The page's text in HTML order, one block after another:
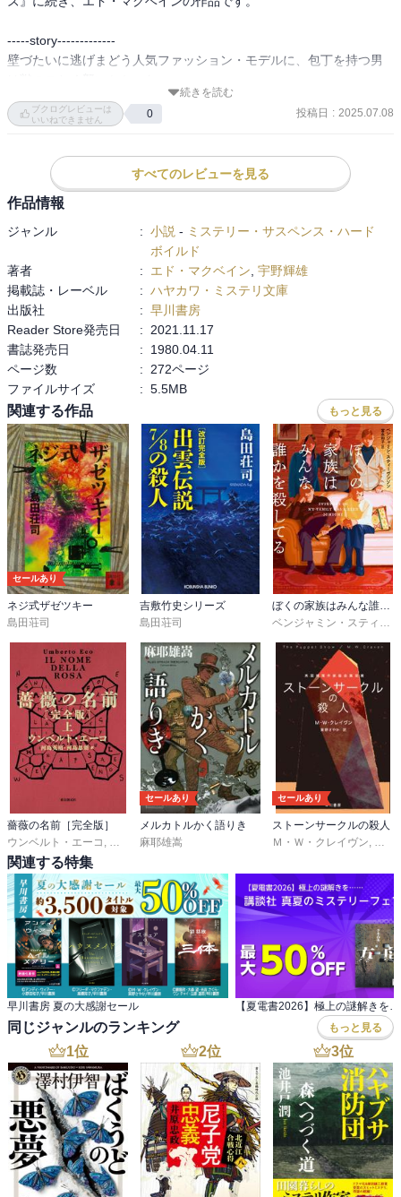
-----story-------------
壁づたいに逃げまどう人気ファッション・モデルに、包丁を持つ男
腹がたてにひき裂かれ、鮮血が床に飛び散った。隣室では、娘のア
ンナが恐怖におびえ、必死に人形を抱きしめている……犯人を追い
が……！
-----------------------
す……小口と天・地が黄色に染めてある、懐かしく、心ときめく装
丁のハヤカワポケミス（ハヤカワ・ミステリ、HAYAKAWA POCKET
MYSTERY BOOK）版で読みました。
寝室の壁づたいに逃げまどう美人ファッション・モデルのティン
カ・ザクスに、包丁を手にした男が獣のように襲いかかった……腹
部がたてに切り裂かれ、ざんばらの髪が血の海にただよう、、、
隣室では、彼女の娘アンナが恐怖に脅え、必死に人形を抱きしめて
いる……残酷きわまる事件だったが、犯人を目撃したというエレベ
ーター係の男アーネスト・メスナーが失踪し、さらにスティーヴ・
キャレラ刑事とおぼしき焼死体が発見されるにおよんで、刑事部屋
は色めきたった！　華麗な世界の裏側に鋭く迫る力作！
87分署シリーズは、複数の事件やエピソードが同時並行で進む物語
が多いのですが……本作での事件は人気ファッション・モデルのテ
ィンカ・ザクス殺害事件1本のみで、キャレラ刑事は単独での捜査中
に犯人一味に捉えられて監禁され、別な人物の焼死体からキャレラ
刑事が死んだ！？　と思わせる展開が印象的でしたね、、、
未読ですが第14作『クレアが死んでいる』で最愛の恋人クレアを喪
ったバート・クリング刑事が、そのショックから立ち直れずダメダ
メになっちゃっていて、それがキャレラ刑事の単独捜査、監禁に繋
がるんですよねー　一時は左遷されそうになりますが、そこから立
ち直ってキャレラ刑事の救出に貢献する展開も良かったですね……
本作品も愉しめました。
87分署シリーズ……次々と読みたくなる魅力でいっぱいですね。
続きを読む
ブクログレビューは
いいねできません
0 投稿日 : 2025.07.08
すべてのレビューを見る
作品情報
ジャンル : 小説 - ミステリー・サスペンス・ハード
ボイルド
著者
: エド・マクベイン 宇野輝雄
掲載誌・レーベル
: ハヤカワ・ミステリ文庫
出版社
: 早川書房
Reader Store発売日
:
2021.11.17
書誌発売日
:
1980.04.11
ページ数
:
272ページ
ファイルサイズ
: 5.5MB
関連する作品 もっと見る
セールあり
ネジ式ザゼツキー
島田荘司
吉敷竹史シリーズ
島田荘司
ぼくの家族はみんな誰かを殺してる
ベンジャミン・スティーヴンソン
薔薇の名前［完全版］
ウンベルト・エーコ
河島英昭,河島思朗
セールあり
メルカトルかく語りき
麻耶雄嵩
セールあり
ストーンサークルの殺人
Ｍ・Ｗ・クレイヴン
関連する特集
早川書房 夏の大感謝セール
同じジャンルのランキング もっと見る
1位 2位 3位